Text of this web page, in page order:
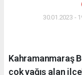
30.01.2023 -
Kahramanmaraş
çok yağış alan